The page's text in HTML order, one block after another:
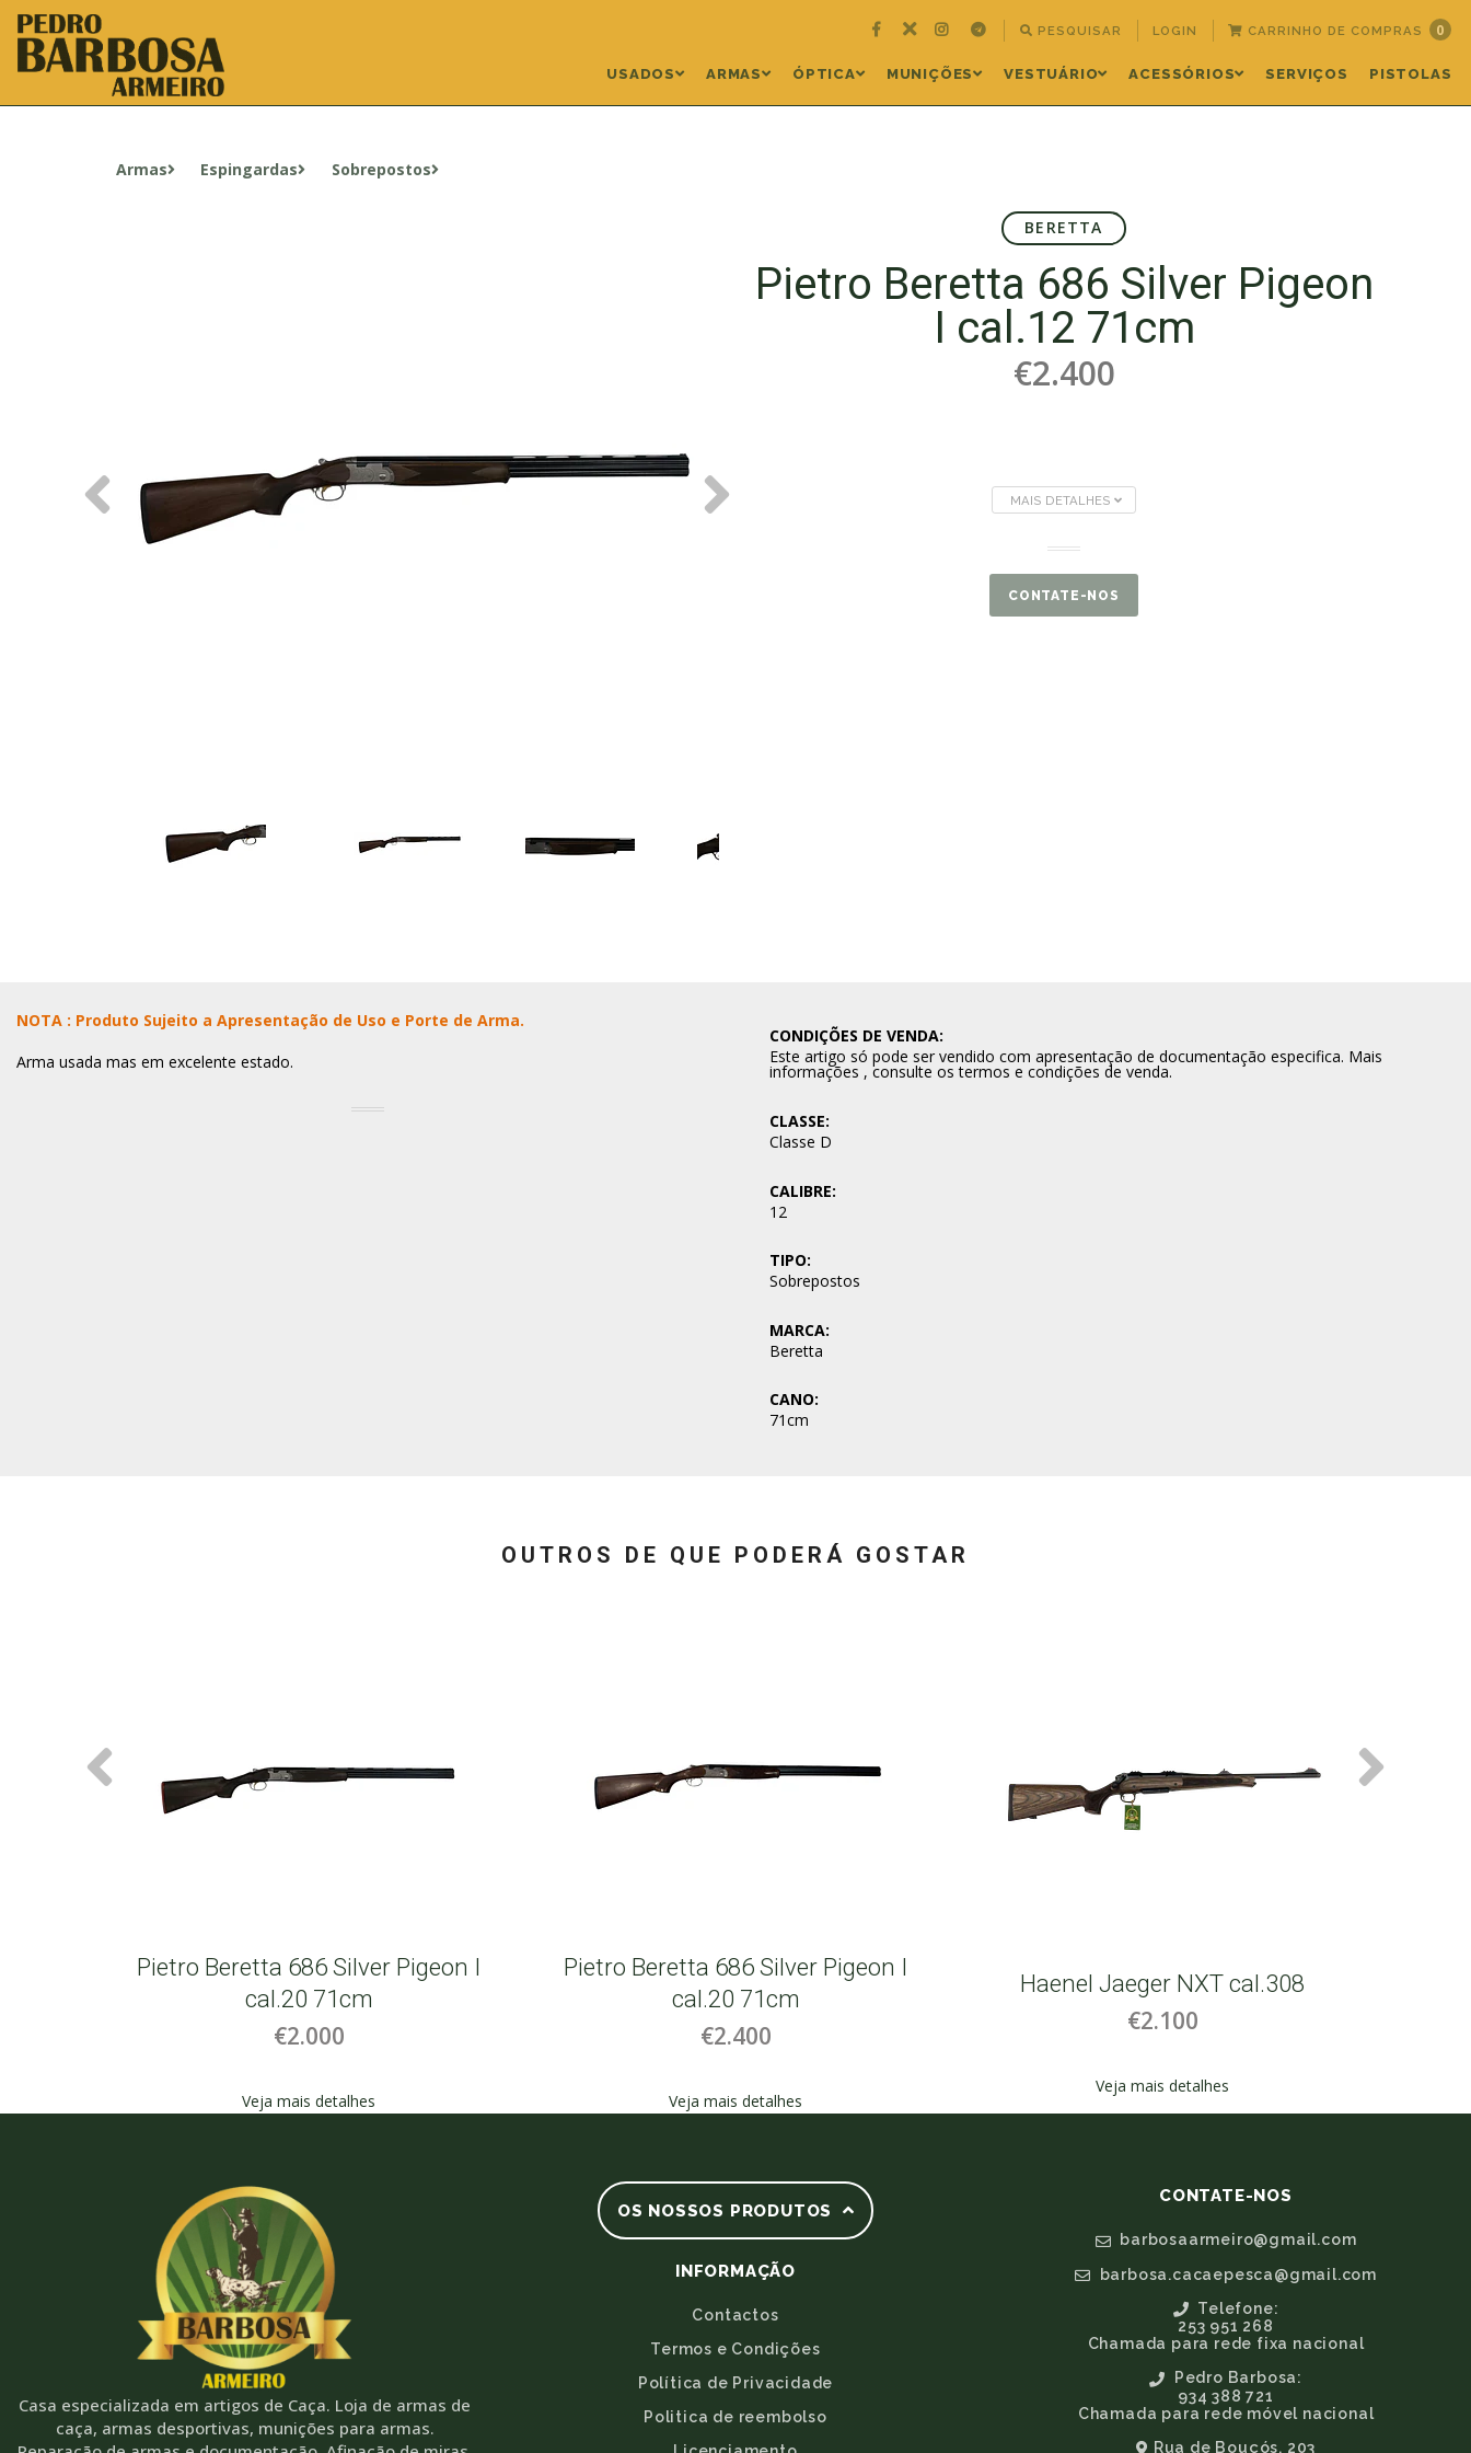
PESQUISAR LOGIN CARRINHO DE COMPRAS 0
USADOS ARMAS ÓPTICA MUNIÇÕES VESTUÁRIO ACESSÓRIOS SERVIÇOS PISTOLAS
Armas Espingardas Sobrepostos
BERETTA
Pietro Beretta 686 Silver Pigeon
I cal.12 71cm
€2.400
MAIS DETALHES
CONTATE-NOS
NOTA : Produto Sujeito a Apresentação de Uso e Porte de Arma.
Arma usada mas em excelente estado.
CONDIÇÕES DE VENDA:
Este artigo só pode ser vendido com apresentação de documentação especifica. Mais
informações , consulte os termos e condições de venda.
CLASSE:
Classe D
CALIBRE:
12
TIPO:
Sobrepostos
MARCA:
Beretta
CANO:
71cm
OUTROS DE QUE PODERÁ GOSTAR
Pietro Beretta 686 Silver Pigeon I
cal.20 71cm
€2.000
Veja mais detalhes
Pietro Beretta 686 Silver Pigeon I
cal.20 71cm
€2.400
Veja mais detalhes
Haenel Jaeger NXT cal.308
€2.100
Veja mais detalhes
Casa especializada em artigos de Caça. Loja de armas de
caça, armas desportivas, munições para armas.
OS NOSSOS PRODUTOS
INFORMAÇÃO
Contactos
Termos e Condições
Política de Privacidade
Politica de reembolso
CONTATE-NOS
barbosaarmeiro@gmail.com
barbosa.cacaepesca@gmail.com
Telefone:
253 951 268
Chamada para rede fixa nacional
Pedro Barbosa:
934 388 721
Chamada para rede móvel nacional
Rua de Bouçós, 203